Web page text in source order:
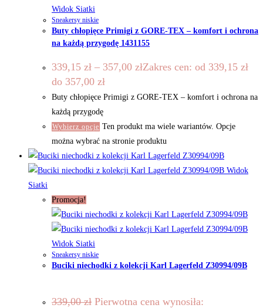
Widok Siatki
Sneakersy niskie
Buty chłopięce Primigi z GORE-TEX – komfort i ochrona
na każdą przygodę 1431155
339,15 zł – 357,00 złZakres cen: od 339,15 zł
do 357,00 zł
Buty chłopięce Primigi z GORE-TEX – komfort i ochrona na
każdą przygodę
Wybierz opcje Ten produkt ma wiele wariantów. Opcje
można wybrać na stronie produktu
Widok
Siatki
Promocja!
Widok Siatki
Sneakersy niskie
Buciki niechodki z kolekcji Karl Lagerfeld Z30994/09B
339,00zł Pierwotna cena wynosiła: